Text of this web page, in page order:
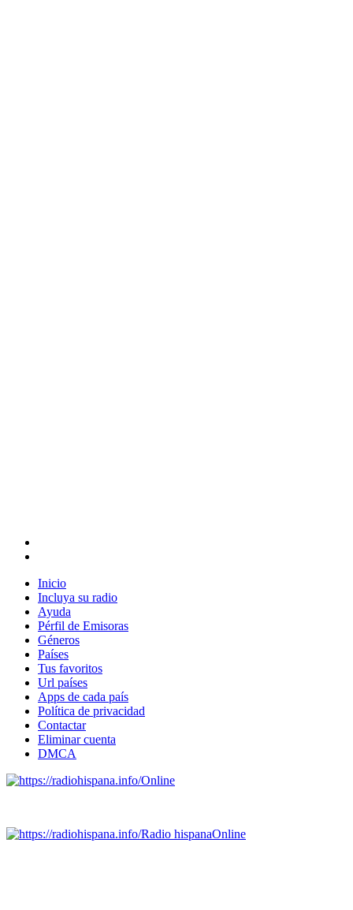
Inicio
Incluya su radio
Ayuda
Pérfil de Emisoras
Géneros
Países
Tus favoritos
Url países
Apps de cada país
Política de privacidad
Contactar
Eliminar cuenta
DMCA
Online
Radio hispanaOnline